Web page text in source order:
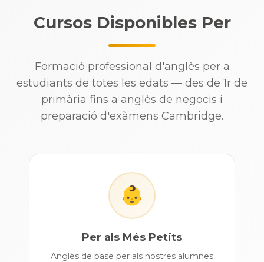
Cursos Disponibles Per
Formació professional d'anglès per a
estudiants de totes les edats — des de 1r de
primària fins a anglès de negocis i
preparació d'exàmens Cambridge.
👶
Per als Més Petits
Anglès de base per als nostres alumnes